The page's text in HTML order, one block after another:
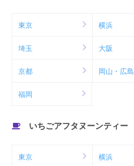
東京 横浜
埼玉 大阪
京都 岡山・広島
福岡
いちごアフタヌーンティー
東京 横浜